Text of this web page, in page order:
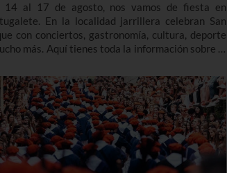
14 al 17 de agosto, nos vamos de fiesta en
En la localidad jarrillera celebran San
con conciertos, gastronomía, cultura, deporte
más. Aquí tienes toda la información sobre el
las prefiestas, que empiezan varios días antes.